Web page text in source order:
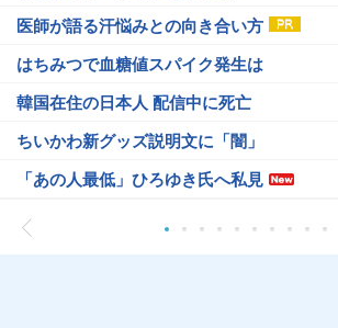
医師が語る汗悩みとの向き合い方
はちみつで血糖値スパイク発生は
韓国在住の日本人 配信中に死亡
ちいかわ新グッズ説明文に「闇」
「あの人最低」ひろゆき氏へ私見